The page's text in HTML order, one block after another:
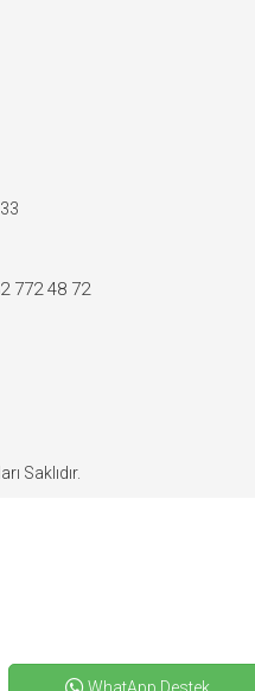
772 48 72
Saklıdır.